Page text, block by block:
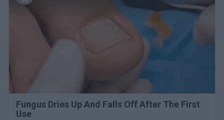
Fungus Dries Up And Falls Off After The First
Use